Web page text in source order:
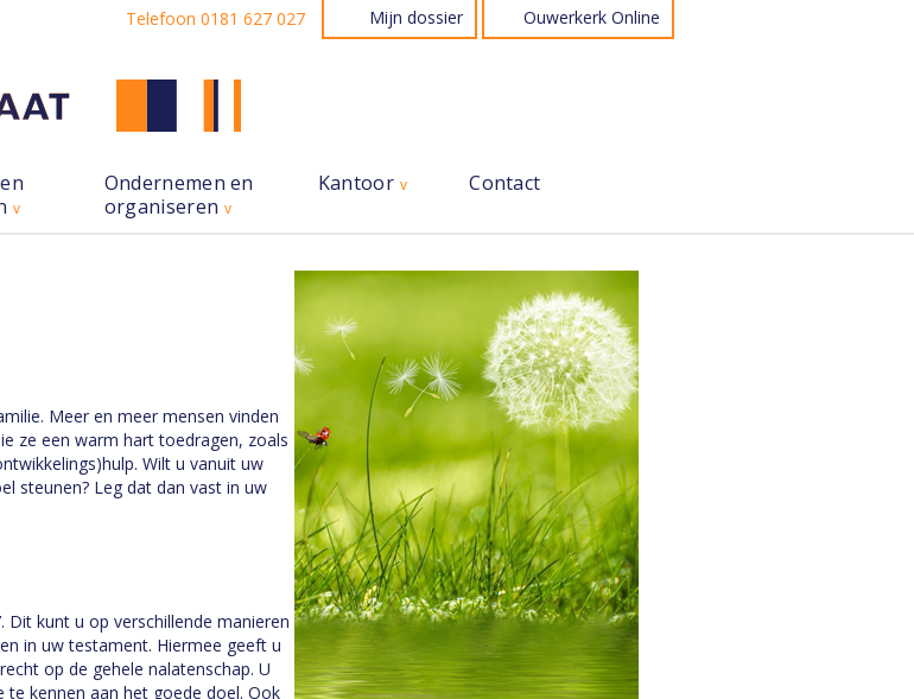
Telefoon 0181 627 027 Mijn dossier Ouwerkerk Online
Ondernemen en
organiseren
Kantoor Contact
Meer en meer mensen vinden
ze een warm hart toedragen, zoals
Wilt u vanuit uw
steunen? Leg dat dan vast in uw
Dit kunt u op verschillende manieren
in uw testament. Hiermee geeft u
op de gehele nalatenschap. U
kennen aan het goede doel. Ook